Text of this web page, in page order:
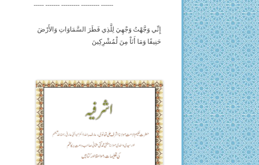
----- ------- --------- --------- ------
إِنِّي وَجَّهْتُ وَجْهِيَ لِلَّذِي فَطَرَ السَّمَاوَاتِ وَالأَرْضَ
حَنِيفًا وَمَا أَنَاْ مِنَ لْمُشْرِكِينَ